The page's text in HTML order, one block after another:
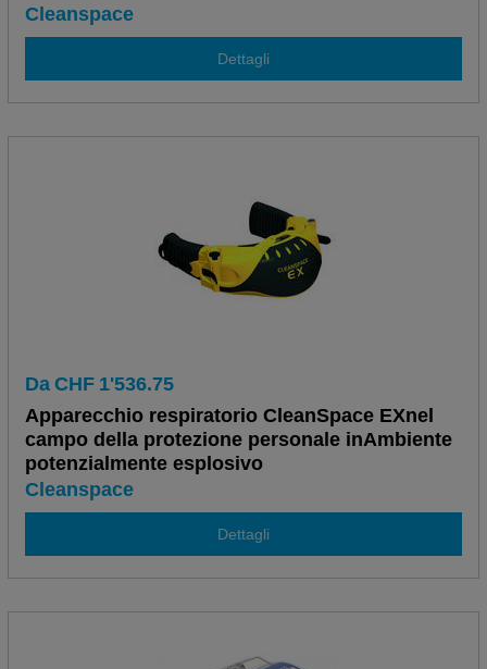
Cleanspace
Dettagli
Da CHF 1'536.75
Apparecchio respiratorio CleanSpace EXnel
campo della protezione personale inAmbiente
potenzialmente esplosivo
Cleanspace
Dettagli